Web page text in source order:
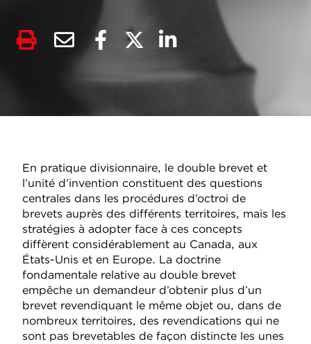
En pratique divisionnaire, le double brevet et
l’unité d’invention constituent des questions
centrales dans les procédures d’octroi de
brevets auprès des différents territoires, mais les
stratégies à adopter face à ces concepts
diffèrent considérablement au Canada, aux
États-Unis et en Europe. La doctrine
fondamentale relative au double brevet
empêche un demandeur d’obtenir plus d’un
brevet revendiquant le même objet ou, dans de
nombreux territoires, des revendications qui ne
sont pas brevetables de façon distincte les unes